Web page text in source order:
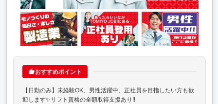
おすすめポイント
【日勤のみ】未経験OK、男性活躍中、正社員を目指したい方も歓
迎します✨リフト資格の全額取得支援あり‼